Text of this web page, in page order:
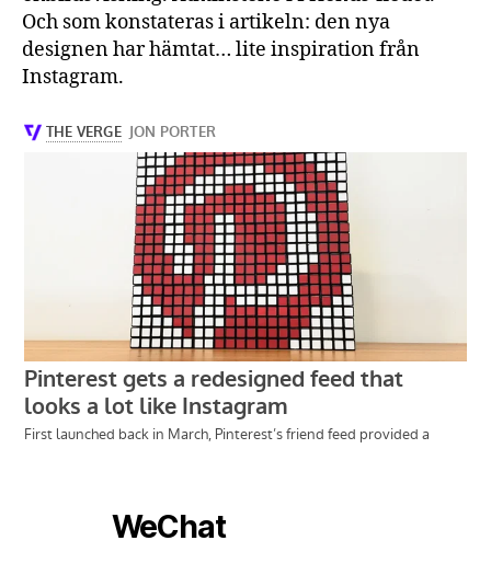
Och som konstateras i artikeln: den nya
designen har hämtat… lite inspiration från
Instagram.
WeChat